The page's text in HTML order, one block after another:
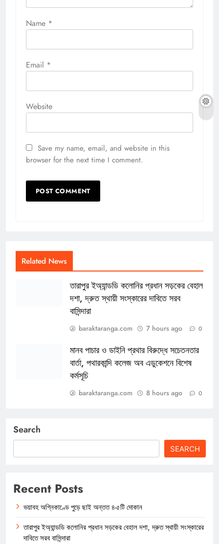
Name *
Email *
Website
Save my name, email, and website in this
browser for the next time I comment.
Related News
তারাপুর ইঅ্যান্ডডি কলোনির প্রধান সড়কের বেহাল
দশা, দ্রুত স্থায়ী সংস্কারের দাবিতে সরব
বাসিন্দারা
baraktaranga.com 7 hours ago 0
মানব পাচার ও ডাইনি প্রথার বিরুদ্ধে সচেতনতার
বার্তা, পথারকান্দি কলেজ অব এডুকেশনে বিশেষ
কর্মসূচি
baraktaranga.com 8 hours ago 0
Search
SEARCH
Recent Posts
ভয়াবহ অগ্নিকাণ্ডে পুড়ে ছাই অন্তত ৪-৫টি দোকান
তারাপুর ইঅ্যান্ডডি কলোনির প্রধান সড়কের বেহাল দশা, দ্রুত স্থায়ী সংস্কারের
দাবিতে সরব বাসিন্দারা